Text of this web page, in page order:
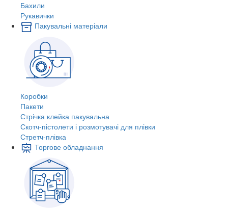
Бахили
Рукавички
Пакувальні матеріали
Коробки
Пакети
Стрічка клейка пакувальна
Скотч-пістолети і розмотувачі для плівки
Стретч-плівка
Торгове обладнання